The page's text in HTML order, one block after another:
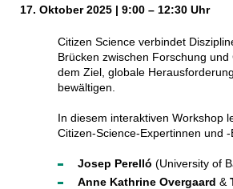
17. Oktober 2025 | 9:00 – 12:30 Uhr
Citizen Science verbindet
Brücken zwischen Forschung und
dem Ziel, globale
bewältigen.
In diesem interaktiven Workshop
Citizen-Science-Expertinnen und -
Josep Perelló (University of
Anne Kathrine Overgaard &